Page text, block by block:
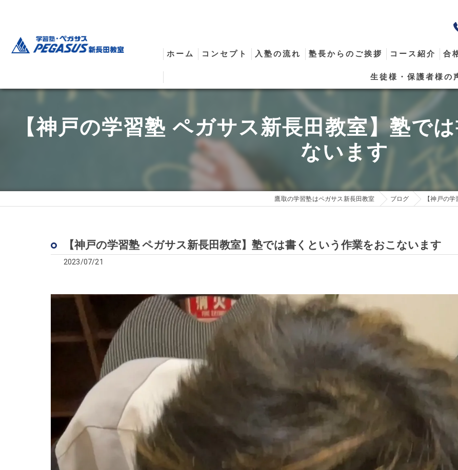
ホーム コンセプト
安全メール
入塾の流れ 塾長からのご挨拶 コース紹介 合
生徒様・保護者様の
【神戸の学習塾 ペガサス新長田教室】塾で
ないます
鷹取の学習塾はペガサス新長田教室 ブログ 【神戸の
【神戸の学習塾 ペガサス新長田教室】塾では書くという作業をおこないます
2023/07/21